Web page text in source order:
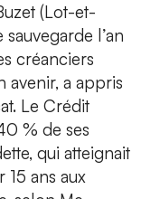
(Lot-et-
l’an
créanciers
avenir, a appris
Le Crédit
% de ses
qui atteignait
ans aux